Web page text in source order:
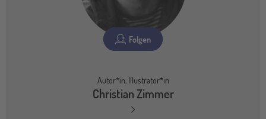
Folgen
Autor*in, Illustrator*in
Christian Zimmer